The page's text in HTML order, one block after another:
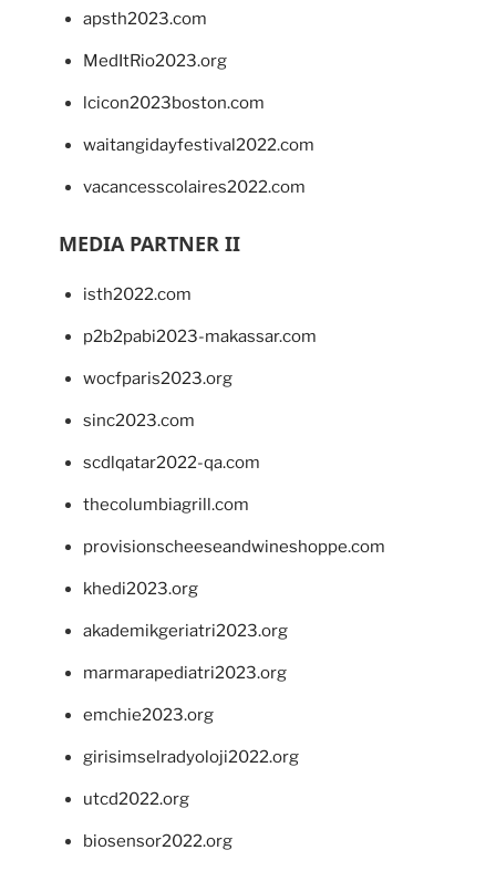
apsth2023.com
MedItRio2023.org
lcicon2023boston.com
waitangidayfestival2022.com
vacancesscolaires2022.com
MEDIA PARTNER II
isth2022.com
p2b2pabi2023-makassar.com
wocfparis2023.org
sinc2023.com
scdlqatar2022-qa.com
thecolumbiagrill.com
provisionscheeseandwineshoppe.com
khedi2023.org
akademikgeriatri2023.org
marmarapediatri2023.org
emchie2023.org
girisimselradyoloji2022.org
utcd2022.org
biosensor2022.org